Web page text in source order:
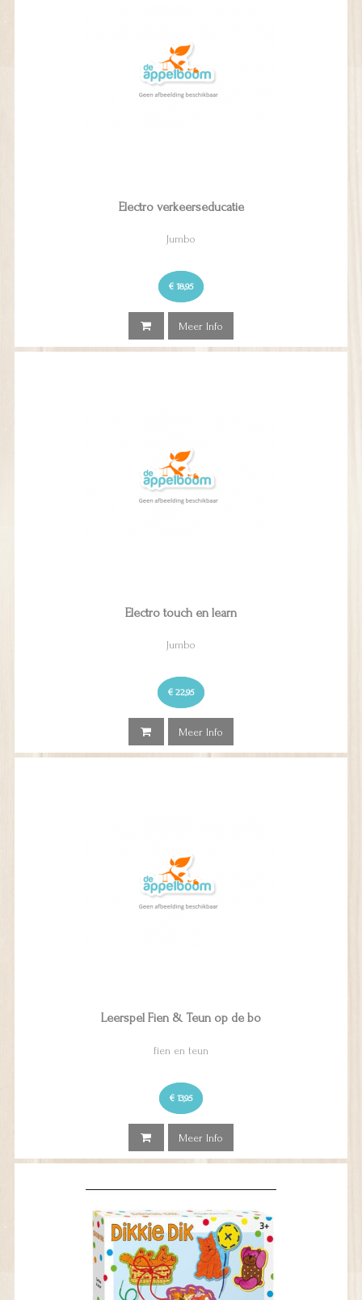
Electro verkeerseducatie
Jumbo
€ 18,95
Meer Info
Electro touch en learn
Jumbo
€ 22,95
Meer Info
Leerspel Fien & Teun op de bo
fien en teun
€ 13,95
Meer Info